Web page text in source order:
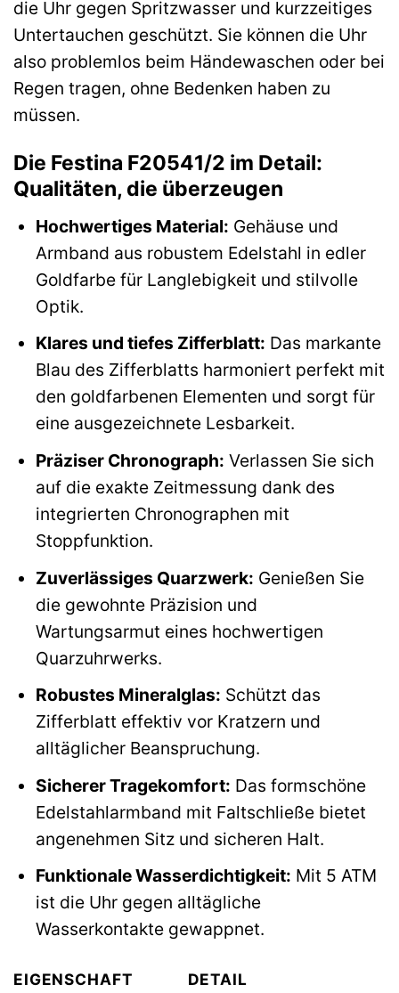
die Uhr gegen Spritzwasser und kurzzeitiges
Untertauchen geschützt. Sie können die Uhr
also problemlos beim Händewaschen oder bei
Regen tragen, ohne Bedenken haben zu
müssen.
Die Festina F20541/2 im Detail:
Qualitäten, die überzeugen
Hochwertiges Material: Gehäuse und
Armband aus robustem Edelstahl in edler
Goldfarbe für Langlebigkeit und stilvolle
Optik.
Klares und tiefes Zifferblatt: Das markante
Blau des Zifferblatts harmoniert perfekt mit
den goldfarbenen Elementen und sorgt für
eine ausgezeichnete Lesbarkeit.
Präziser Chronograph: Verlassen Sie sich
auf die exakte Zeitmessung dank des
integrierten Chronographen mit
Stoppfunktion.
Zuverlässiges Quarzwerk: Genießen Sie
die gewohnte Präzision und
Wartungsarmut eines hochwertigen
Quarzuhrwerks.
Robustes Mineralglas: Schützt das
Zifferblatt effektiv vor Kratzern und
alltäglicher Beanspruchung.
Sicherer Tragekomfort: Das formschöne
Edelstahlarmband mit Faltschließe bietet
angenehmen Sitz und sicheren Halt.
Funktionale Wasserdichtigkeit: Mit 5 ATM
ist die Uhr gegen alltägliche
Wasserkontakte gewappnet.
EIGENSCHAFT
DETAIL